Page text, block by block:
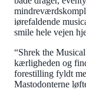
iørefaldende
smile hele vejen
“Shrek the
kærligheden og
forestilling fyldt
Mastodonterne